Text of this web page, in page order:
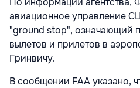
авиационное управление
"ground stop", означающий
вылетов и прилетов в
Гринвичу.
В сообщении FAA указано,